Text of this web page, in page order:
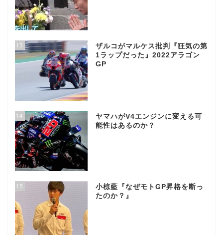
13
ザルコがマルケス批判『狂気の第
1ラップだった』2022アラゴン
GP
14
ヤマハがV4エンジンに変える可
能性はあるのか？
15
小椋藍『なぜモトGP昇格を断っ
たのか？』